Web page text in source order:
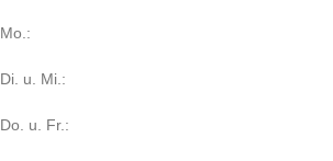
Mo.:
Di. u. Mi.:
Do. u. Fr.: